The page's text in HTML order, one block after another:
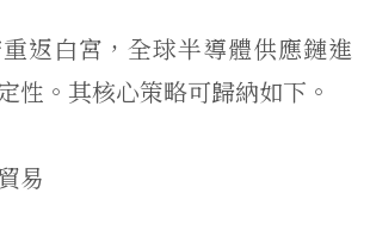
返白宮，全球半導體供應鏈進
性。 其核心策略可歸納如下。
易